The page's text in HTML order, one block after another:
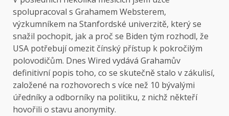
spolupracoval s Grahamem Websterem,
výzkumníkem na Stanfordské univerzitě, který se
snažil pochopit, jak a proč se Biden tým rozhodl, že
USA potřebují omezit čínský přístup k pokročilým
polovodičům. Dnes Wired vydává Grahamův
definitivní popis toho, co se skutečně stalo v zákulisí,
založené na rozhovorech s více než 10 bývalými
úředníky a odborníky na politiku, z nichž někteří
hovořili o stavu anonymity.